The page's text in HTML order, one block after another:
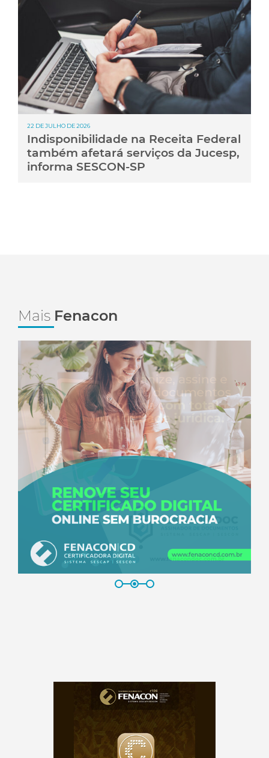
22 DE JULHO DE 2026
Indisponibilidade na Receita Federal
também afetará serviços da Jucesp,
informa SESCON-SP
Mais Fenacon